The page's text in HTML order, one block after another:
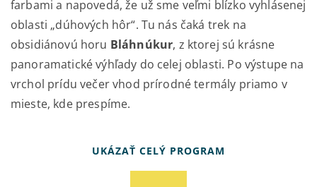
farbami a napovedá, že už sme veľmi blízko vyhlásenej
oblasti „dúhových hôr“. Tu nás čaká trek na
obsidiánovú horu Bláhnúkur, z ktorej sú krásne
panoramatické výhľady do celej oblasti. Po výstupe na
vrchol prídu večer vhod prírodné termály priamo v
mieste, kde prespíme.
UKÁZAŤ CELÝ PROGRAM